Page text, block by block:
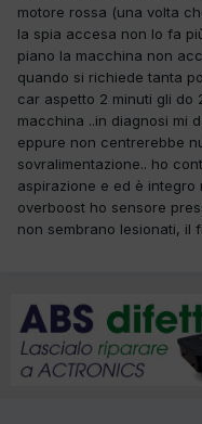
motore rossa (una volta
la spia accesa non lo fa
piano la macchina non
quando si richiede tanta
car aspetto 2 minuti gli do
macchina ..in diagnosi mi
eppure non centrerebbe
sovralimentazione.. ho
aspirazione e ed è integro
overboost ho sensore
non sembrano lesionati, il